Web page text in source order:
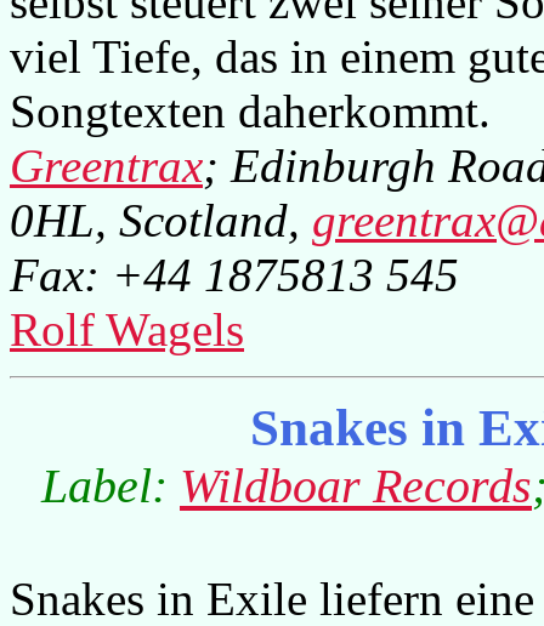
viel Tiefe, das in einem
Songtexten daherkommt.
Greentrax; Edinburgh
0HL, Scotland,
Fax: +44 1875813 545
Rolf Wagels
Snakes in
Label: Wildboar Records
Snakes in Exile liefern